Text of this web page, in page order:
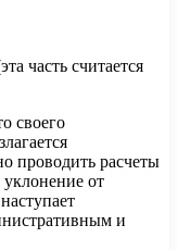
часть считается
своего
проводить расчеты
от
и